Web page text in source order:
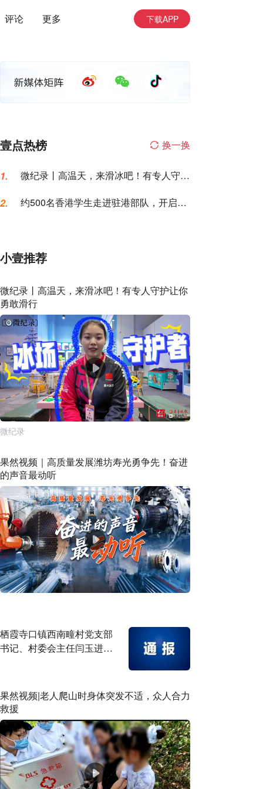
评论 更多 下载APP
壹点热榜 换一换
1.
微纪录丨高温天，来滑冰吧！有专人守护
2.
约500名香港学生走进驻港部队，开启军
小壹推荐
微纪录丨高温天，来滑冰吧！有专人守护让你
勇敢滑行
微纪录
果然视频｜高质量发展潍坊寿光勇争先！奋进
的声音最动听
栖霞寺口镇西南疃村党支部
书记、村委会主任闫玉进正
果然视频|老人爬山时身体突发不适，众人合力
救援